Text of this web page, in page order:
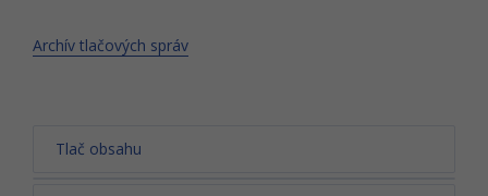
Archív tlačových správ
Tlač obsahu